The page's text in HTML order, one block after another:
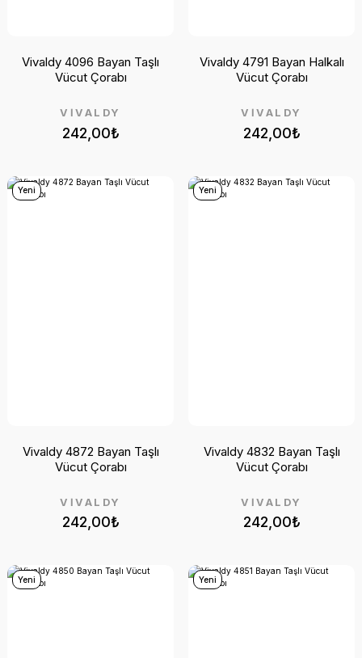
242,00₺
VİVALDY
Vivaldy 4096 Bayan Taşlı
Vücut Çorabı
242,00₺
VİVALDY
Vivaldy 4791 Bayan Halkalı
Vücut Çorabı
Yeni
242,00₺
VİVALDY
Vivaldy 4872 Bayan Taşlı
Vücut Çorabı
Yeni
242,00₺
VİVALDY
Vivaldy 4832 Bayan Taşlı
Vücut Çorabı
Yeni Yeni